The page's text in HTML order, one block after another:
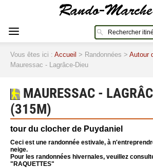
Vous êtes ici : Accueil > Randonnées > Autour
Mauressac - Lagrâce-Dieu
MAURESSAC -
(315M)
tour du clocher de Puydaniel
Ceci est une randonnée estivale, à
neige.
Pour les randonnées hivernales, veuillez
"RAQUETTES"